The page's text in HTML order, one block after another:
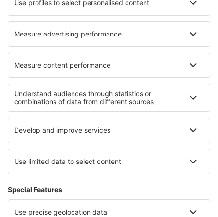
Die besten Unterkünfte - Regionen
Unterkunft im Moseltal
Unterkunft im Schwarzwald Unterkunft in Berchtesgaden
Unterkunft in Saxony-Anhalt
Unterkunft in Hot-Springs-Nationalpark
Unterkunft in Danube Delta Unterkunft in St. Thomas
Unterkunft in Suwalki Region Unterkunft in Pattaya Beach